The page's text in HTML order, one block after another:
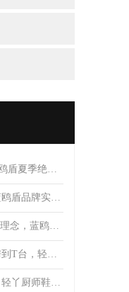
0闷感 · 10kV绝缘｜蓝鸥盾夏季绝缘安全鞋
山东知名商标加持，蓝鸥盾品牌实力彰显品质价值
从标准制定到“真安全”理念，蓝鸥盾推动安全鞋防护升级
展会圆满收官｜从厨房到T台，轻丫以专业防滑科技开启厨师鞋新体验
聚焦餐饮安全新需求｜轻丫厨师鞋亮相第11届郑州餐饮博览会，首日人气火爆引关注